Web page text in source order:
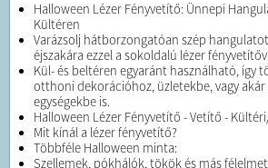
Halloween Lézer Fényvetítő: Ünnepi
Kültéren
Varázsolj hátborzongatóan szép
éjszakára ezzel a sokoldalú lézer
Kül- és beltéren egyaránt használható, így
otthoni dekorációhoz, üzletekbe, vagy
egységekbe is.
Halloween Lézer Fényvetítő - Vetítő -
Mit kínál a lézer fényvetítő?
Többféle Halloween minta:
Szellemek, pókhálók, tökök és más